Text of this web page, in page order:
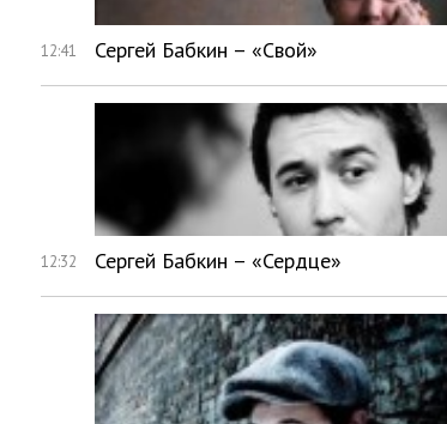
12:41 Сергей Бабкин – «Свой»
12:32 Сергей Бабкин – «Сердце»